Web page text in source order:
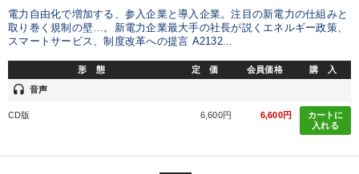
電力自由化で増加する、参入企業と導入企業。注目の新電力の仕組みと
取り巻く規制の壁…。新電力企業最大手の社長が説くエネルギー政策、
スマートサービス、制度改革への提言 A2132...
形 態 定 価 会員価格 購 入
headset 音声
CD版 6,600円 6,600円
カートに
入れる